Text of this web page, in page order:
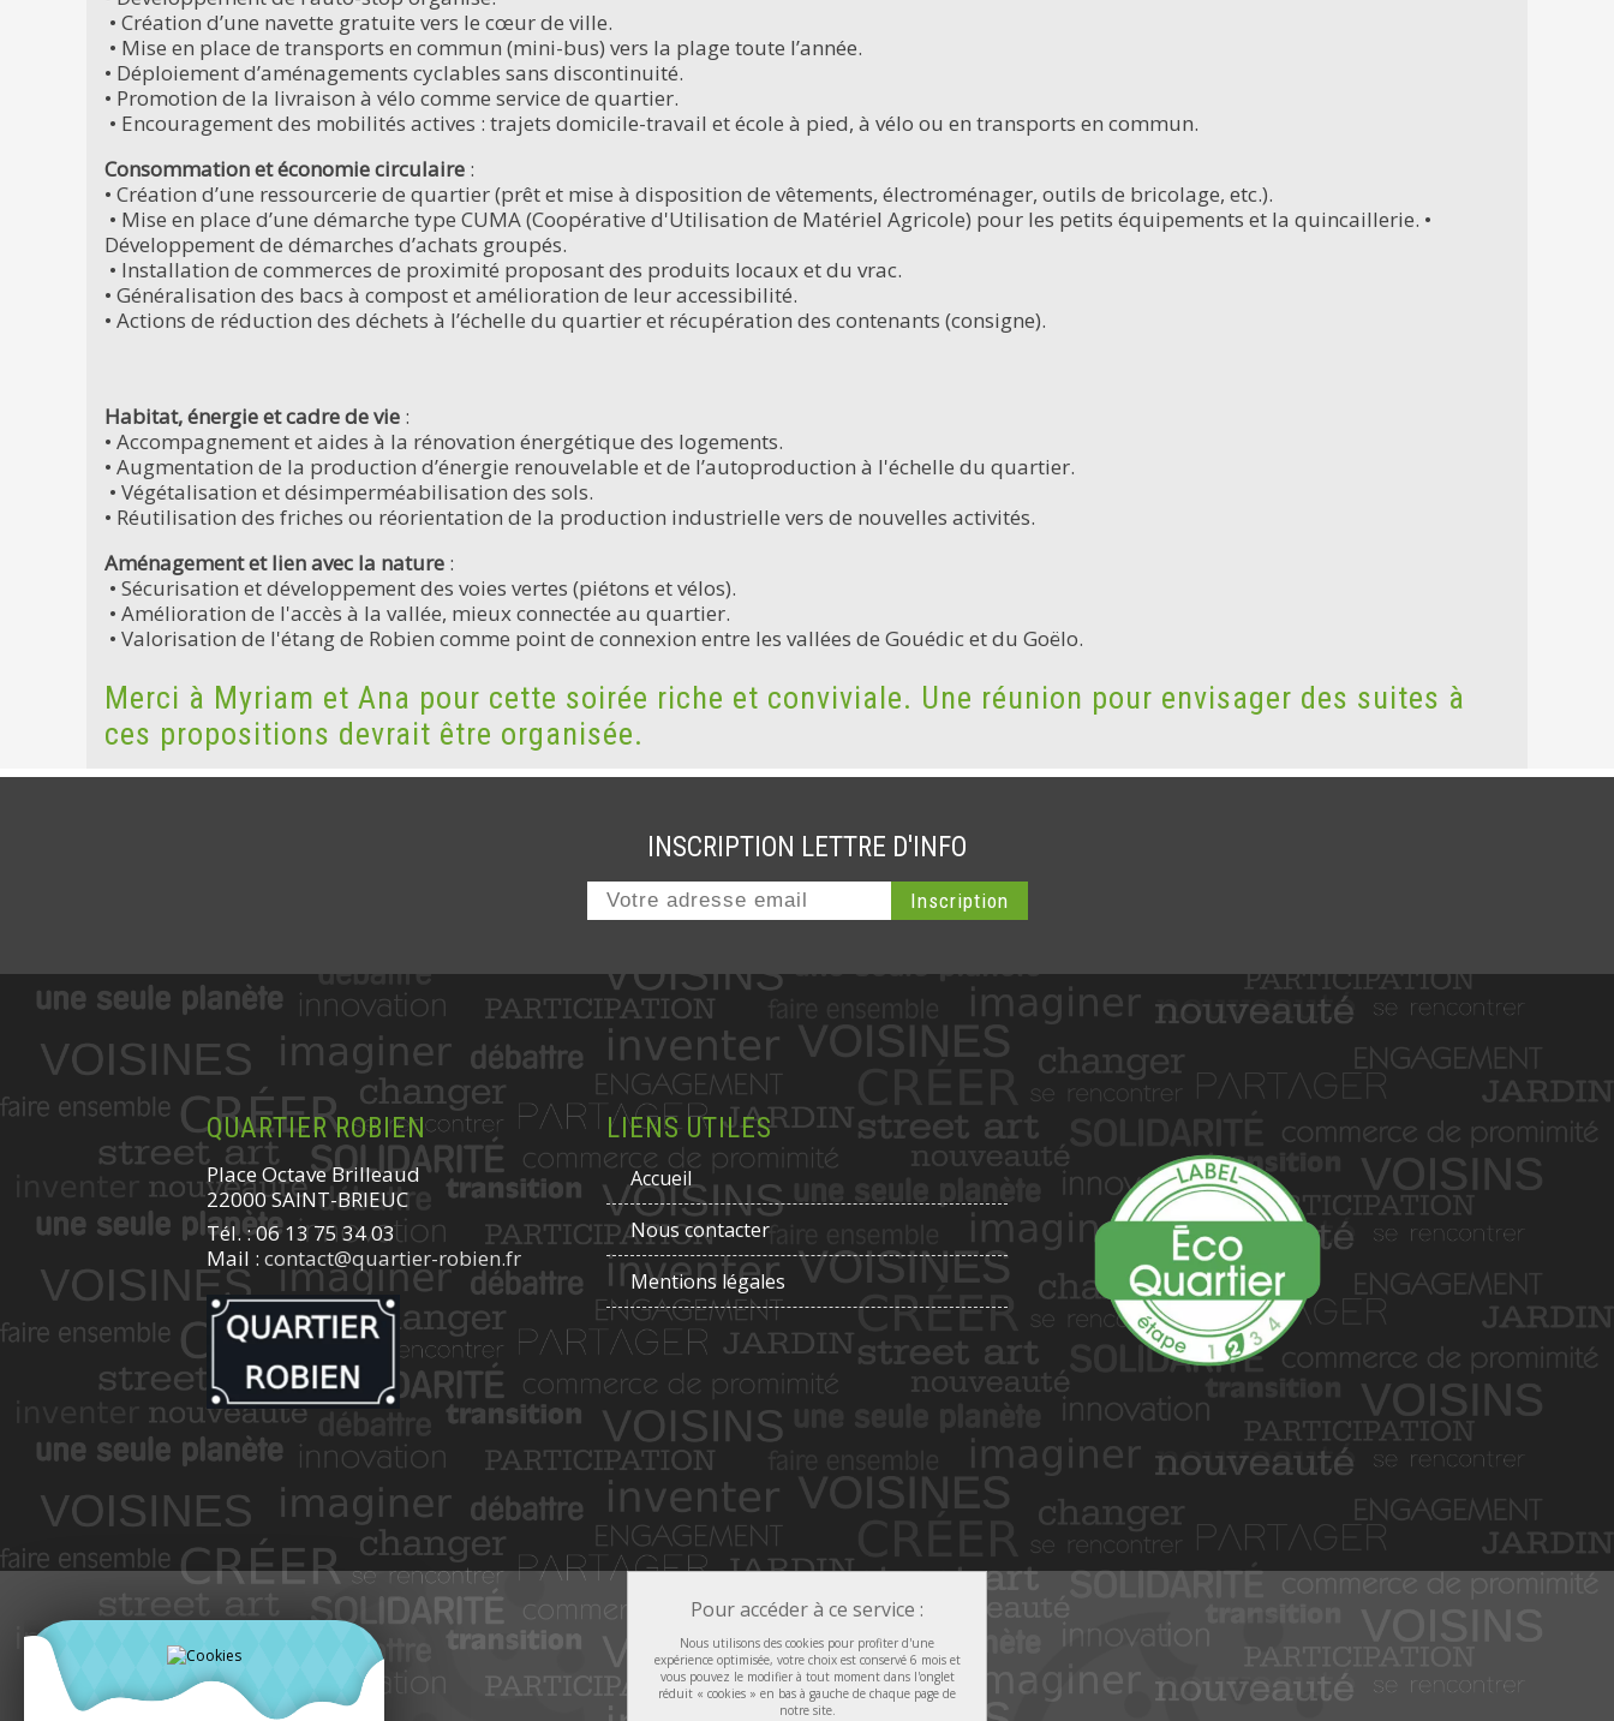
• Création d’une navette gratuite vers le cœur de ville.
• Mise en place de transports en commun (mini-bus) vers la plage toute l’année.
• Déploiement d’aménagements cyclables sans discontinuité.
• Promotion de la livraison à vélo comme service de quartier.
• Encouragement des mobilités actives : trajets domicile-travail et école à pied, à vélo ou en transports en commun.
Consommation et économie circulaire :
• Création d’une ressourcerie de quartier (prêt et mise à disposition de vêtements, électroménager, outils de bricolage, etc.).
• Mise en place d’une démarche type CUMA (Coopérative d'Utilisation de Matériel Agricole) pour les petits équipements et la quincaillerie. •
Développement de démarches d’achats groupés.
• Installation de commerces de proximité proposant des produits locaux et du vrac.
• Généralisation des bacs à compost et amélioration de leur accessibilité.
• Actions de réduction des déchets à l’échelle du quartier et récupération des contenants (consigne).
Habitat, énergie et cadre de vie :
• Accompagnement et aides à la rénovation énergétique des logements.
• Augmentation de la production d’énergie renouvelable et de l’autoproduction à l'échelle du quartier.
• Végétalisation et désimperméabilisation des sols.
• Réutilisation des friches ou réorientation de la production industrielle vers de nouvelles activités.
Aménagement et lien avec la nature :
• Sécurisation et développement des voies vertes (piétons et vélos).
• Amélioration de l'accès à la vallée, mieux connectée au quartier.
• Valorisation de l'étang de Robien comme point de connexion entre les vallées de Gouédic et du Goëlo.
Merci à Myriam et Ana pour cette soirée riche et conviviale. Une réunion pour envisager des suites à
ces propositions devrait être organisée.
INSCRIPTION LETTRE D'INFO
QUARTIER ROBIEN
Place Octave Brilleaud
22000 SAINT-BRIEUC
Tél. : 06 13 75 34 03
Mail : contact@quartier-robien.fr
LIENS UTILES
Accueil
Nous contacter
Mentions légales
Pour accéder à ce service :
Nous utilisons des cookies pour profiter d'une
expérience optimisée, votre choix est conservé 6 mois et
vous pouvez le modifier à tout moment dans l'onglet
réduit « cookies » en bas à gauche de chaque page de
notre site.